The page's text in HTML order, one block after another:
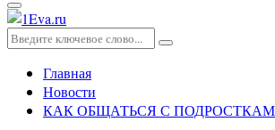
Основное
меню
Искать:
Поиск
Главная
Новости
КАК ОБЩАТЬСЯ С